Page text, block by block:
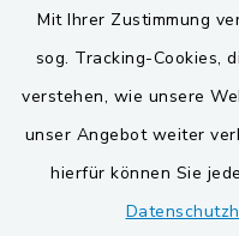
Mit Ihrer Zustimmung
sog. Tracking-Cookies,
verstehen, wie unsere
unser Angebot weiter
hierfür können Sie
BayernPortal
Gemeinden der
Gemeinde
Markt